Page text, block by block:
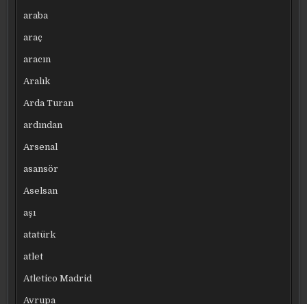
araba
araç
aracın
Aralık
Arda Turan
ardından
Arsenal
asansör
Aselsan
aşı
atatürk
atlet
Atletico Madrid
Avrupa